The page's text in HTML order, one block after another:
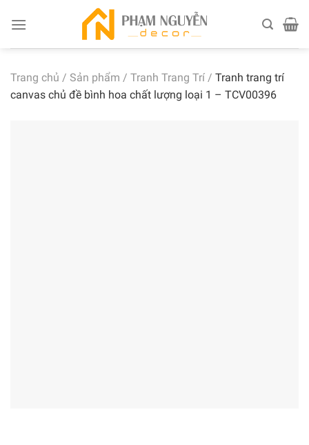
Trang chủ / Sản phẩm / Tranh Trang Trí / Tranh trang trí
canvas chủ đề bình hoa chất lượng loại 1 – TCV00396